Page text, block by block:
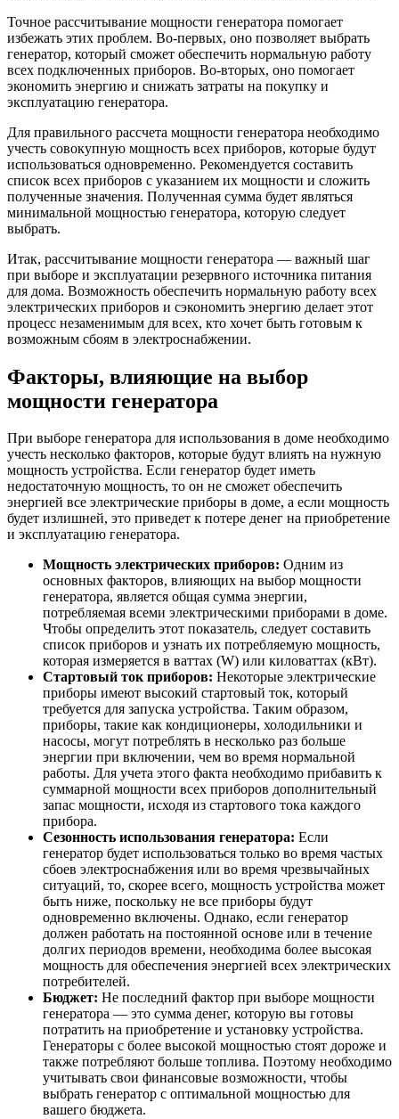
Точное рассчитывание мощности генератора помогает
избежать этих проблем. Во-первых, оно позволяет выбрать
генератор, который сможет обеспечить нормальную работу
всех подключенных приборов. Во-вторых, оно помогает
экономить энергию и снижать затраты на покупку и
эксплуатацию генератора.
Для правильного рассчета мощности генератора необходимо
учесть совокупную мощность всех приборов, которые будут
использоваться одновременно. Рекомендуется составить
список всех приборов с указанием их мощности и сложить
полученные значения. Полученная сумма будет являться
минимальной мощностью генератора, которую следует
выбрать.
Итак, рассчитывание мощности генератора — важный шаг
при выборе и эксплуатации резервного источника питания
для дома. Возможность обеспечить нормальную работу всех
электрических приборов и сэкономить энергию делает этот
процесс незаменимым для всех, кто хочет быть готовым к
возможным сбоям в электроснабжении.
Факторы, влияющие на выбор
мощности генератора
При выборе генератора для использования в доме необходимо
учесть несколько факторов, которые будут влиять на нужную
мощность устройства. Если генератор будет иметь
недостаточную мощность, то он не сможет обеспечить
энергией все электрические приборы в доме, а если мощность
будет излишней, это приведет к потере денег на приобретение
и эксплуатацию генератора.
Мощность электрических приборов: Одним из
основных факторов, влияющих на выбор мощности
генератора, является общая сумма энергии,
потребляемая всеми электрическими приборами в доме.
Чтобы определить этот показатель, следует составить
список приборов и узнать их потребляемую мощность,
которая измеряется в ваттах (W) или киловаттах (кВт).
Стартовый ток приборов: Некоторые электрические
приборы имеют высокий стартовый ток, который
требуется для запуска устройства. Таким образом,
приборы, такие как кондиционеры, холодильники и
насосы, могут потреблять в несколько раз больше
энергии при включении, чем во время нормальной
работы. Для учета этого факта необходимо прибавить к
суммарной мощности всех приборов дополнительный
запас мощности, исходя из стартового тока каждого
прибора.
Сезонность использования генератора: Если
генератор будет использоваться только во время частых
сбоев электроснабжения или во время чрезвычайных
ситуаций, то, скорее всего, мощность устройства может
быть ниже, поскольку не все приборы будут
одновременно включены. Однако, если генератор
должен работать на постоянной основе или в течение
долгих периодов времени, необходима более высокая
мощность для обеспечения энергией всех электрических
потребителей.
Бюджет: Не последний фактор при выборе мощности
генератора — это сумма денег, которую вы готовы
потратить на приобретение и установку устройства.
Генераторы с более высокой мощностью стоят дороже и
также потребляют больше топлива. Поэтому необходимо
учитывать свои финансовые возможности, чтобы
выбрать генератор с оптимальной мощностью для
вашего бюджета.